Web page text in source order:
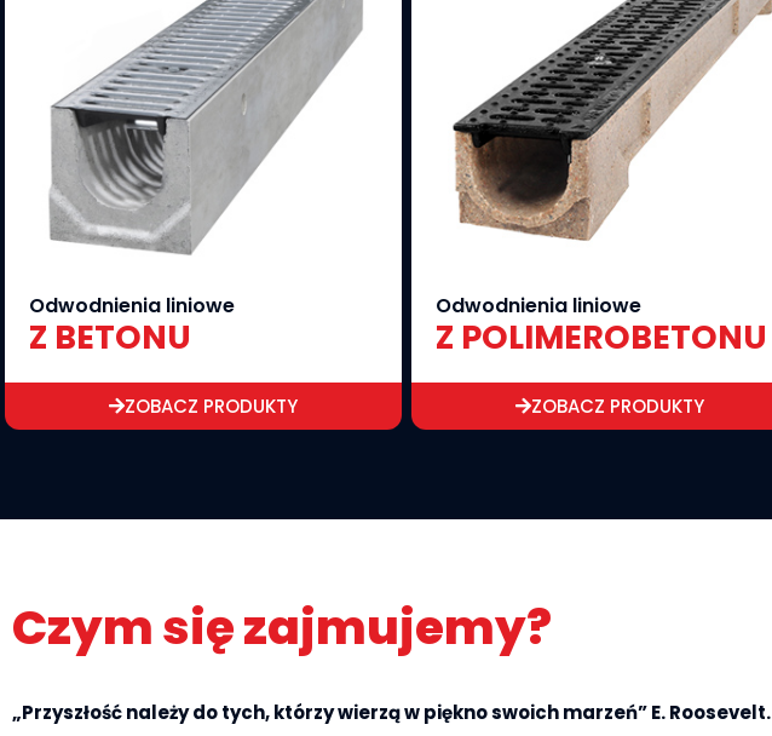
Odwodnienia liniowe
Z BETONU
ZOBACZ PRODUKTY
Odwodnienia liniowe
Z POLIMEROBETONU
ZOBACZ PRODUKTY
Czym się zajmujemy?
„Przyszłość należy do tych, którzy wierzą w piękno swoich marzeń” E. Roosevelt.